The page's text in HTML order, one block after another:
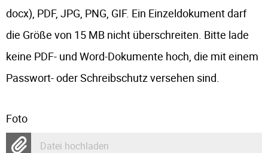
docx), PDF, JPG, PNG, GIF. Ein Einzeldokument darf
die Größe von 15 MB nicht überschreiten. Bitte lade
keine PDF- und Word-Dokumente hoch, die mit einem
Passwort- oder Schreibschutz versehen sind.
Foto
Datei hochladen